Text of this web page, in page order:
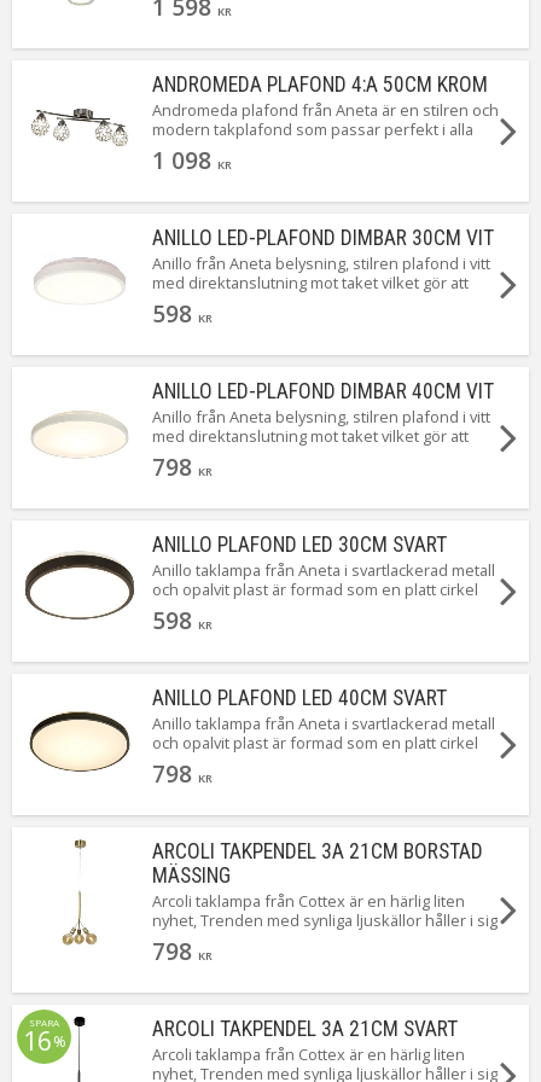
Funktionell allmänbelysning till kök, vardagsrum,
skapar varm atmosfär. Energieffektiv, enkel
montering – köp Amsterdam plafond för unik,
skandinavisk belysning med tidlös charm!
KR
ANDROMEDA PLAFOND 4:A 50CM KROM
Andromeda plafond från Aneta är en stilren och
modern takplafond som passar perfekt i alla
rum i hemmet. Plafonden har fyra bollar av
fasettslipade akrylprismor och är tillverkad i stål
sockel av typen G9 med max watt på 4 x 33W.
Ljuskällor medföljer.
1 098 KR
ANILLO LED-PLAFOND DIMBAR 30CM VIT
Anillo från Aneta belysning, stilren plafond i vitt
med direktanslutning mot taket vilket gör att
den tar minimalt med plats. Perfekt för dig med
låg takhöjd. Färgtemperaturen är på behagliga
598 KR
ANILLO LED-PLAFOND DIMBAR 40CM VIT
Anillo från Aneta belysning, stilren plafond i vitt
med direktanslutning mot taket vilket gör att
den tar minimalt med plats. Perfekt för dig med
låg takhöjd. Färgtemperaturen är på behagliga
Anillo är dimbar och finns även i svart och i en
mindre modell.
798 KR
ANILLO PLAFOND LED 30CM SVART
Anillo taklampa från Aneta i svartlackerad metall
och opalvit plast är formad som en platt cirkel
som ligger platt mot ditt tak. Integrerad 12W LED
som ger dig ett behagligt varmvitt ljus. Anillo är
den mot en dimmer. Lampan monteras med
skruvar i taket för fast montering och
direktanslutning.
598 KR
ANILLO PLAFOND LED 40CM SVART
Anillo taklampa från Aneta i svartlackerad metall
och opalvit plast är formad som en platt cirkel
som ligger platt mot ditt tak. Integrerad 18W LED
som ger dig ett behagligt varmvitt ljus. Anillo är
den mot en dimmer. Lampan monteras med
skruvar i taket för fast montering och
direktanslutning. Anillo finns även i vitt och i en
mindre modell.
798 KR
ARCOLI TAKPENDEL 3A 21CM BORSTAD
MÄSSING
Arcoli taklampa från Cottex är en härlig liten
nyhet, Trenden med synliga ljuskällor håller i sig
och lika bra är väl det, tycker vi! En strålande
vacker taklampa i borstad mässing med en
din personliga touch genom val av ljuskällor.
Arcoli passar precis lika bra i trappuppgången
som över matbordet eller soffbordet.
798 KR
ARCOLI TAKPENDEL 3A 21CM SVART
Arcoli taklampa från Cottex är en härlig liten
nyhet, Trenden med synliga ljuskällor håller i sig
SPARA
16%